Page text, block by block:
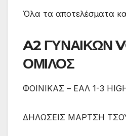
Όλα τα αποτελέσματα
A2 ΓΥΝΑΙΚΩΝ
ΟΜΙΛΟΣ
ΦΟΙΝΙΚΑΣ – ΕΑΛ 1-3
ΔΗΛΩΣΕΙΣ ΜΑΡΤΣΗ